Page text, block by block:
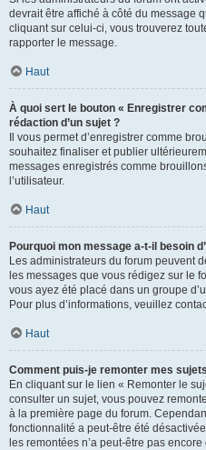
devrait être affiché à côté du message
cliquant sur celui-ci, vous trouverez
rapporter le message.
Haut
À quoi sert le bouton « Enregistrer
rédaction d’un sujet ?
Il vous permet d’enregistrer comme
souhaitez finaliser et publier
messages enregistrés comme
l’utilisateur.
Haut
Pourquoi mon message a-t-il besoin
Les administrateurs du forum peuvent
les messages que vous rédigez sur le
vous ayez été placé dans un groupe
Pour plus d’informations, veuillez
Haut
Comment puis-je remonter mes
En cliquant sur le lien « Remonter le
consulter un sujet, vous pouvez
à la première page du forum.
fonctionnalité a peut-être été
les remontées n’a peut-être pas